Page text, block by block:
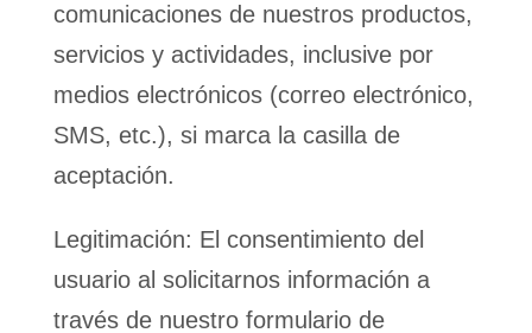
comunicaciones de nuestros productos,
servicios y actividades, inclusive por
medios electrónicos (correo electrónico,
SMS, etc.), si marca la casilla de
aceptación.
Legitimación: El consentimiento del
usuario al solicitarnos información a
través de nuestro formulario de